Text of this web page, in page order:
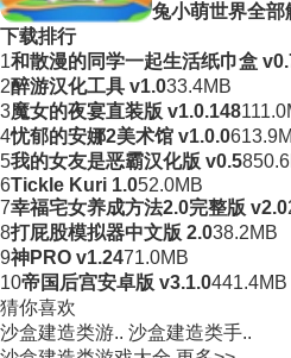
兔小萌世界全部
下载排行
1和散漫的同学一起生活纸巾盒
2醉游汉化工具 v1.033.4MB
3魔女的夜宴直装版 v1.0.148
4忧郁的安娜2美术馆 v1.0.0
5我的女友是恶霸汉化版 v0.5
6Tickle Kuri 1.052.0MB
7幸福宅女养成方法2.0完整版 v2.0
8打屁股模拟器中文版 2.038.2MB
9神PRO v1.2471.0MB
10帝国后宫安卓版 v3.1.0441.4MB
猜你喜欢
沙盒建造类游.. 沙盒建造类手..